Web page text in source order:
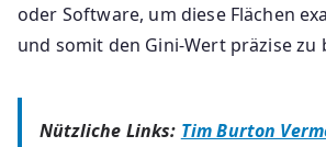
oder Software, um diese Flächen
und somit den Gini-Wert präzise zu
Nützliche Links: Tim Burton